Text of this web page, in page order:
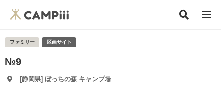
ファミリー 区画サイト
№9
[静岡県] ぼっちの森 キャンプ場